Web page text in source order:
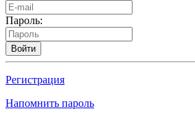
Пароль:
Войти
Регистрация
Напомнить пароль